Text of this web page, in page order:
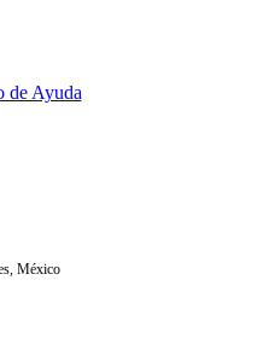
de Ayuda
México